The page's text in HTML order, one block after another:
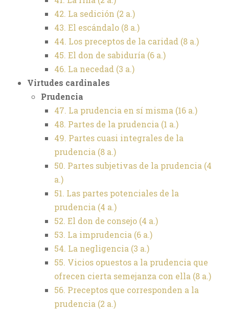
42. La sedición (2 a.)
43. El escándalo (8 a.)
44. Los preceptos de la caridad (8 a.)
45. El don de sabiduría (6 a.)
46. La necedad (3 a.)
Virtudes cardinales
Prudencia
47. La prudencia en sí misma (16 a.)
48. Partes de la prudencia (1 a.)
49. Partes cuasi integrales de la
prudencia (8 a.)
50. Partes subjetivas de la prudencia (4
a.)
51. Las partes potenciales de la
prudencia (4 a.)
52. El don de consejo (4 a.)
53. La imprudencia (6 a.)
54. La negligencia (3 a.)
55. Vicios opuestos a la prudencia que
ofrecen cierta semejanza con ella (8 a.)
56. Preceptos que corresponden a la
prudencia (2 a.)